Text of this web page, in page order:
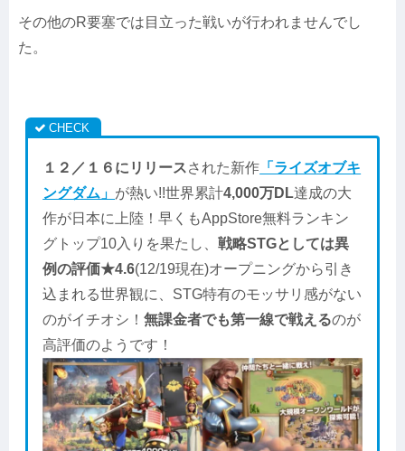
その他のR要塞では目立った戦いが行われませんでし
た。
１２／１６にリリースされた新作 「ライズオブキ
ングダム」 が熱い!!世界累計4,000万DL達成の大
作が日本に上陸！早くもAppStore無料ランキン
グトップ10入りを果たし、戦略STGとしては異
例の評価★4.6(12/19現在)オープニングから引き
込まれる世界観に、STG特有のモッサリ感がない
のがイチオシ！無課金者でも第一線で戦えるのが
高評価のようです！